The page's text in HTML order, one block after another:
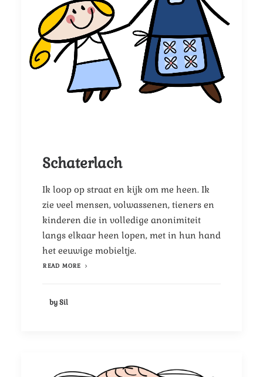
Schaterlach
Ik loop op straat en kijk om me heen. Ik
zie veel mensen, volwassenen, tieners en
kinderen die in volledige anonimiteit
langs elkaar heen lopen, met in hun hand
het eeuwige mobieltje.
READ MORE
by Sil